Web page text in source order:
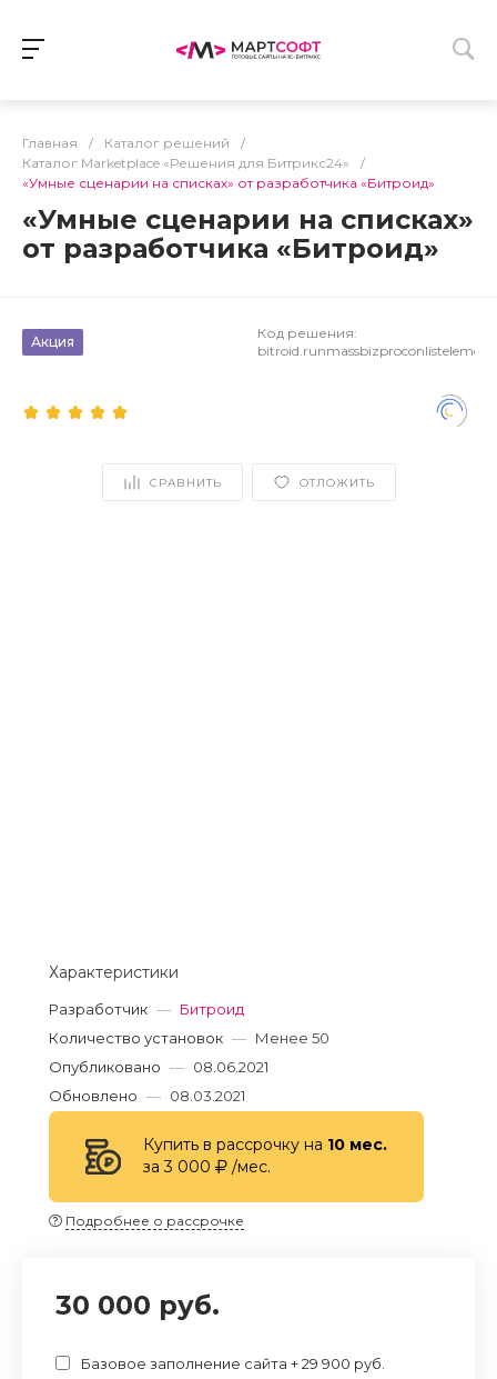
Главная / Каталог решений
/
Каталог Marketplace «Решения для Битрикс24»
/
«Умные сценарии на списках» от разработчика «Битроид»
«Умные сценарии на списках»
от разработчика «Битроид»
Акция
Код решения:
bitroid.runmassbizproconlistelement
СРАВНИТЬ ОТЛОЖИТЬ
Характеристики
Разработчик — Битроид
Количество установок — Менее 50
Опубликовано — 08.06.2021
Обновлено — 08.03.2021
Купить в рассрочку на 10 мес.
за 3 000
/мес.
Подробнее о рассрочке
30 000 руб.
Базовое заполнение сайта + 29 900 руб.